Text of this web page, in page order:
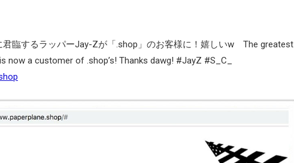
君臨するラッパーJay-Zが「.shop」のお客様に！嬉しいw The greatest
now a customer of .shop’s! Thanks dawg! #JayZ #S_C_